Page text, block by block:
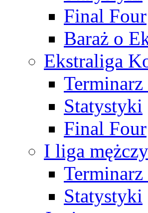
Final Four
Baraż o
Ekstraliga
Statystyki
Final Four
I liga
Statystyki